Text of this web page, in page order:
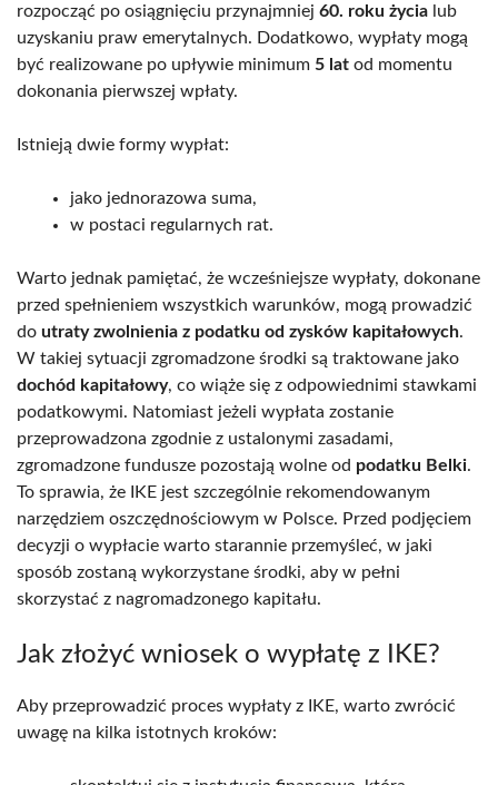
rozpocząć po osiągnięciu przynajmniej 60. roku życia lub
uzyskaniu praw emerytalnych. Dodatkowo, wypłaty mogą
być realizowane po upływie minimum 5 lat od momentu
dokonania pierwszej wpłaty.
Istnieją dwie formy wypłat:
jako jednorazowa suma,
w postaci regularnych rat.
Warto jednak pamiętać, że wcześniejsze wypłaty, dokonane
przed spełnieniem wszystkich warunków, mogą prowadzić
do utraty zwolnienia z podatku od zysków kapitałowych.
W takiej sytuacji zgromadzone środki są traktowane jako
dochód kapitałowy, co wiąże się z odpowiednimi stawkami
podatkowymi. Natomiast jeżeli wypłata zostanie
przeprowadzona zgodnie z ustalonymi zasadami,
zgromadzone fundusze pozostają wolne od podatku Belki.
To sprawia, że IKE jest szczególnie rekomendowanym
narzędziem oszczędnościowym w Polsce. Przed podjęciem
decyzji o wypłacie warto starannie przemyśleć, w jaki
sposób zostaną wykorzystane środki, aby w pełni
skorzystać z nagromadzonego kapitału.
Jak złożyć wniosek o wypłatę z IKE?
Aby przeprowadzić proces wypłaty z IKE, warto zwrócić
uwagę na kilka istotnych kroków: